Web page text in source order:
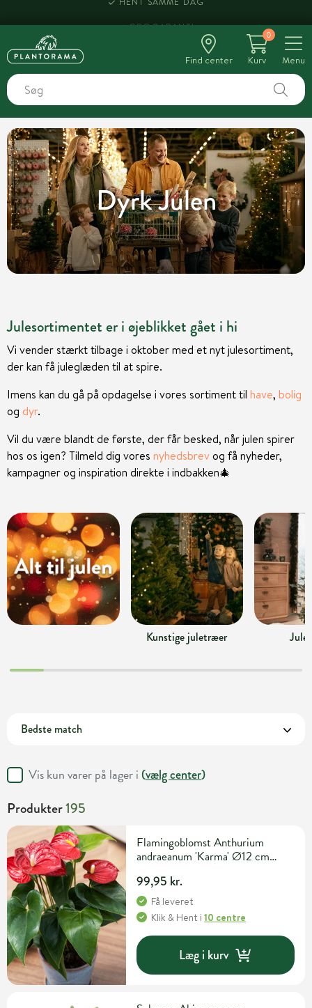
Find center
0
Kurv
Menu
Dyrk Julen
Julesortimentet er i øjeblikket gået i hi
Vi vender stærkt tilbage i oktober med et nyt julesortiment,
der kan få juleglæden til at spire.
Imens kan du gå på opdagelse i vores sortiment til have, bolig
og dyr.
Vil du være blandt de første, der får besked, når julen spirer
hos os igen? Tilmeld dig vores nyhedsbrevog få nyheder,
kampagner og inspiration direkte i indbakken🎄
Kunstige juletræer
Vis kun varer på lager i (vælg center)
Produkter195
Flamingoblomst Anthurium
andraeanum 'Karma' Ø12 cm
99,95 kr.
Få leveret
Klik & Hent i10 centre
Læg i kurv